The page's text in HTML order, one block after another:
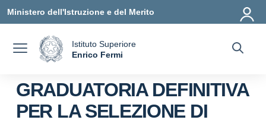
Vai ai contenuti
Vai al menu di navigazione
Vai al footer
Ministero dell'Istruzione e del Merito
Istituto Superiore
Enrico Fermi
GRADUATORIA DEFINITIVA
PER LA SELEZIONE DI